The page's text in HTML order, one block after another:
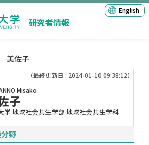
研究者情報
English
美佐子
（最終更新日 : 2024-01-10 09:38:12）
Misako
子
学 地球社会共生学部 地球社会共生学科
野